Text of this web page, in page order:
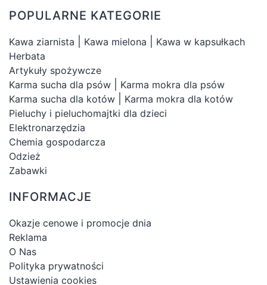
POPULARNE KATEGORIE
Kawa ziarnista Kawa mielona
Kawa w kapsułkach
Herbata
Artykuły spożywcze
Karma sucha dla psów
Karma mokra dla psów
Karma sucha dla kotów
Karma mokra dla kotów
Pieluchy i pieluchomajtki dla dzieci
Elektronarzędzia
Chemia gospodarcza
Odzież
Zabawki
INFORMACJE
Okazje cenowe i promocje dnia
Reklama
O Nas
Polityka prywatności
Ustawienia cookies